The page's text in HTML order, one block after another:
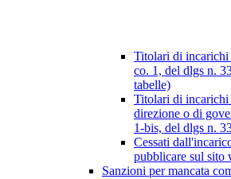
Titolari di
co. 1, del dlgs n.
tabelle)
Titolari di incarichi
direzione o di
1-bis, del dlgs n.
Cessati
pubblicare sul sito
Sanzioni per mancata